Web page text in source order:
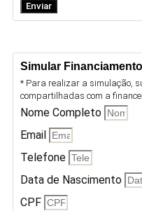
Enviar
Simular Financiamento
* Para realizar a simulação,
compartilhadas com a
Nome Completo
Email
Telefone
Data de Nascimento
CPF